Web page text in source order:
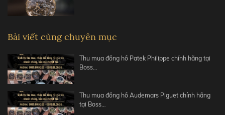
Bài viết cùng chuyên mục
Thu mua đồng hồ Patek Philippe chính hãng tại
Boss…
Thu mua đồng hồ Audemars Piguet chính hãng
tại Boss…